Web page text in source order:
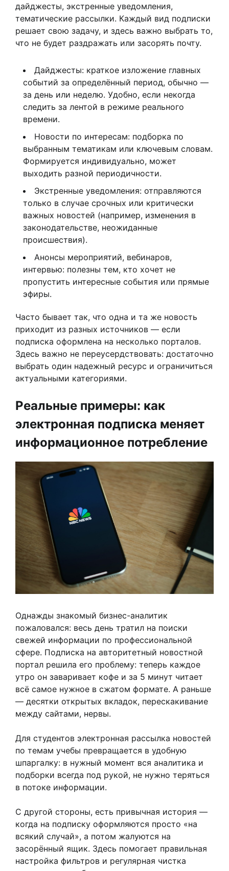
дайджесты, экстренные уведомления,
тематические рассылки. Каждый вид подписки
решает свою задачу, и здесь важно выбрать то,
что не будет раздражать или засорять почту.
Дайджесты: краткое изложение главных
событий за определённый период, обычно —
за день или неделю. Удобно, если некогда
следить за лентой в режиме реального
времени.
Новости по интересам: подборка по
выбранным тематикам или ключевым словам.
Формируется индивидуально, может
выходить разной периодичности.
Экстренные уведомления: отправляются
только в случае срочных или критически
важных новостей (например, изменения в
законодательстве, неожиданные
происшествия).
Анонсы мероприятий, вебинаров,
интервью: полезны тем, кто хочет не
пропустить интересные события или прямые
эфиры.
Часто бывает так, что одна и та же новость
приходит из разных источников — если
подписка оформлена на несколько порталов.
Здесь важно не переусердствовать: достаточно
выбрать один надежный ресурс и ограничиться
актуальными категориями.
Реальные примеры: как
электронная подписка меняет
информационное потребление
Однажды знакомый бизнес-аналитик
пожаловался: весь день тратил на поиски
свежей информации по профессиональной
сфере. Подписка на авторитетный новостной
портал решила его проблему: теперь каждое
утро он заваривает кофе и за 5 минут читает
всё самое нужное в сжатом формате. А раньше
— десятки открытых вкладок, перескакивание
между сайтами, нервы.
Для студентов электронная рассылка новостей
по темам учебы превращается в удобную
шпаргалку: в нужный момент вся аналитика и
подборки всегда под рукой, не нужно теряться
в потоке информации.
С другой стороны, есть привычная история —
когда на подписку оформляются просто «на
всякий случай», а потом жалуются на
засорённый ящик. Здесь помогает правильная
настройка фильтров и регулярная чистка